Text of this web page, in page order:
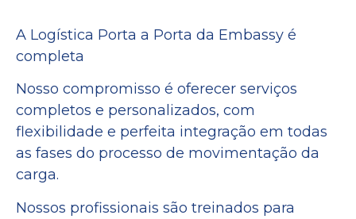
A Logística Porta a Porta da Embassy é
completa
Nosso compromisso é oferecer serviços
completos e personalizados, com
flexibilidade e perfeita integração em todas
as fases do processo de movimentação da
carga.
Nossos profissionais são treinados para